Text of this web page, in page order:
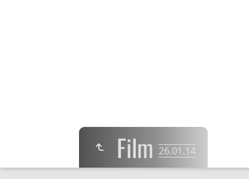
Film 26.01.14